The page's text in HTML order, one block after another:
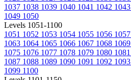
1037 1038 1039 1040 1041 1042 1043
1049 1050
Levels 1051-1100
1051 1052 1053 1054 1055 1056 1057
1063 1064 1065 1066 1067 1068 1069
1075 1076 1077 1078 1079 1080 1081
1087 1088 1089 1090 1091 1092 1093
1099 1100